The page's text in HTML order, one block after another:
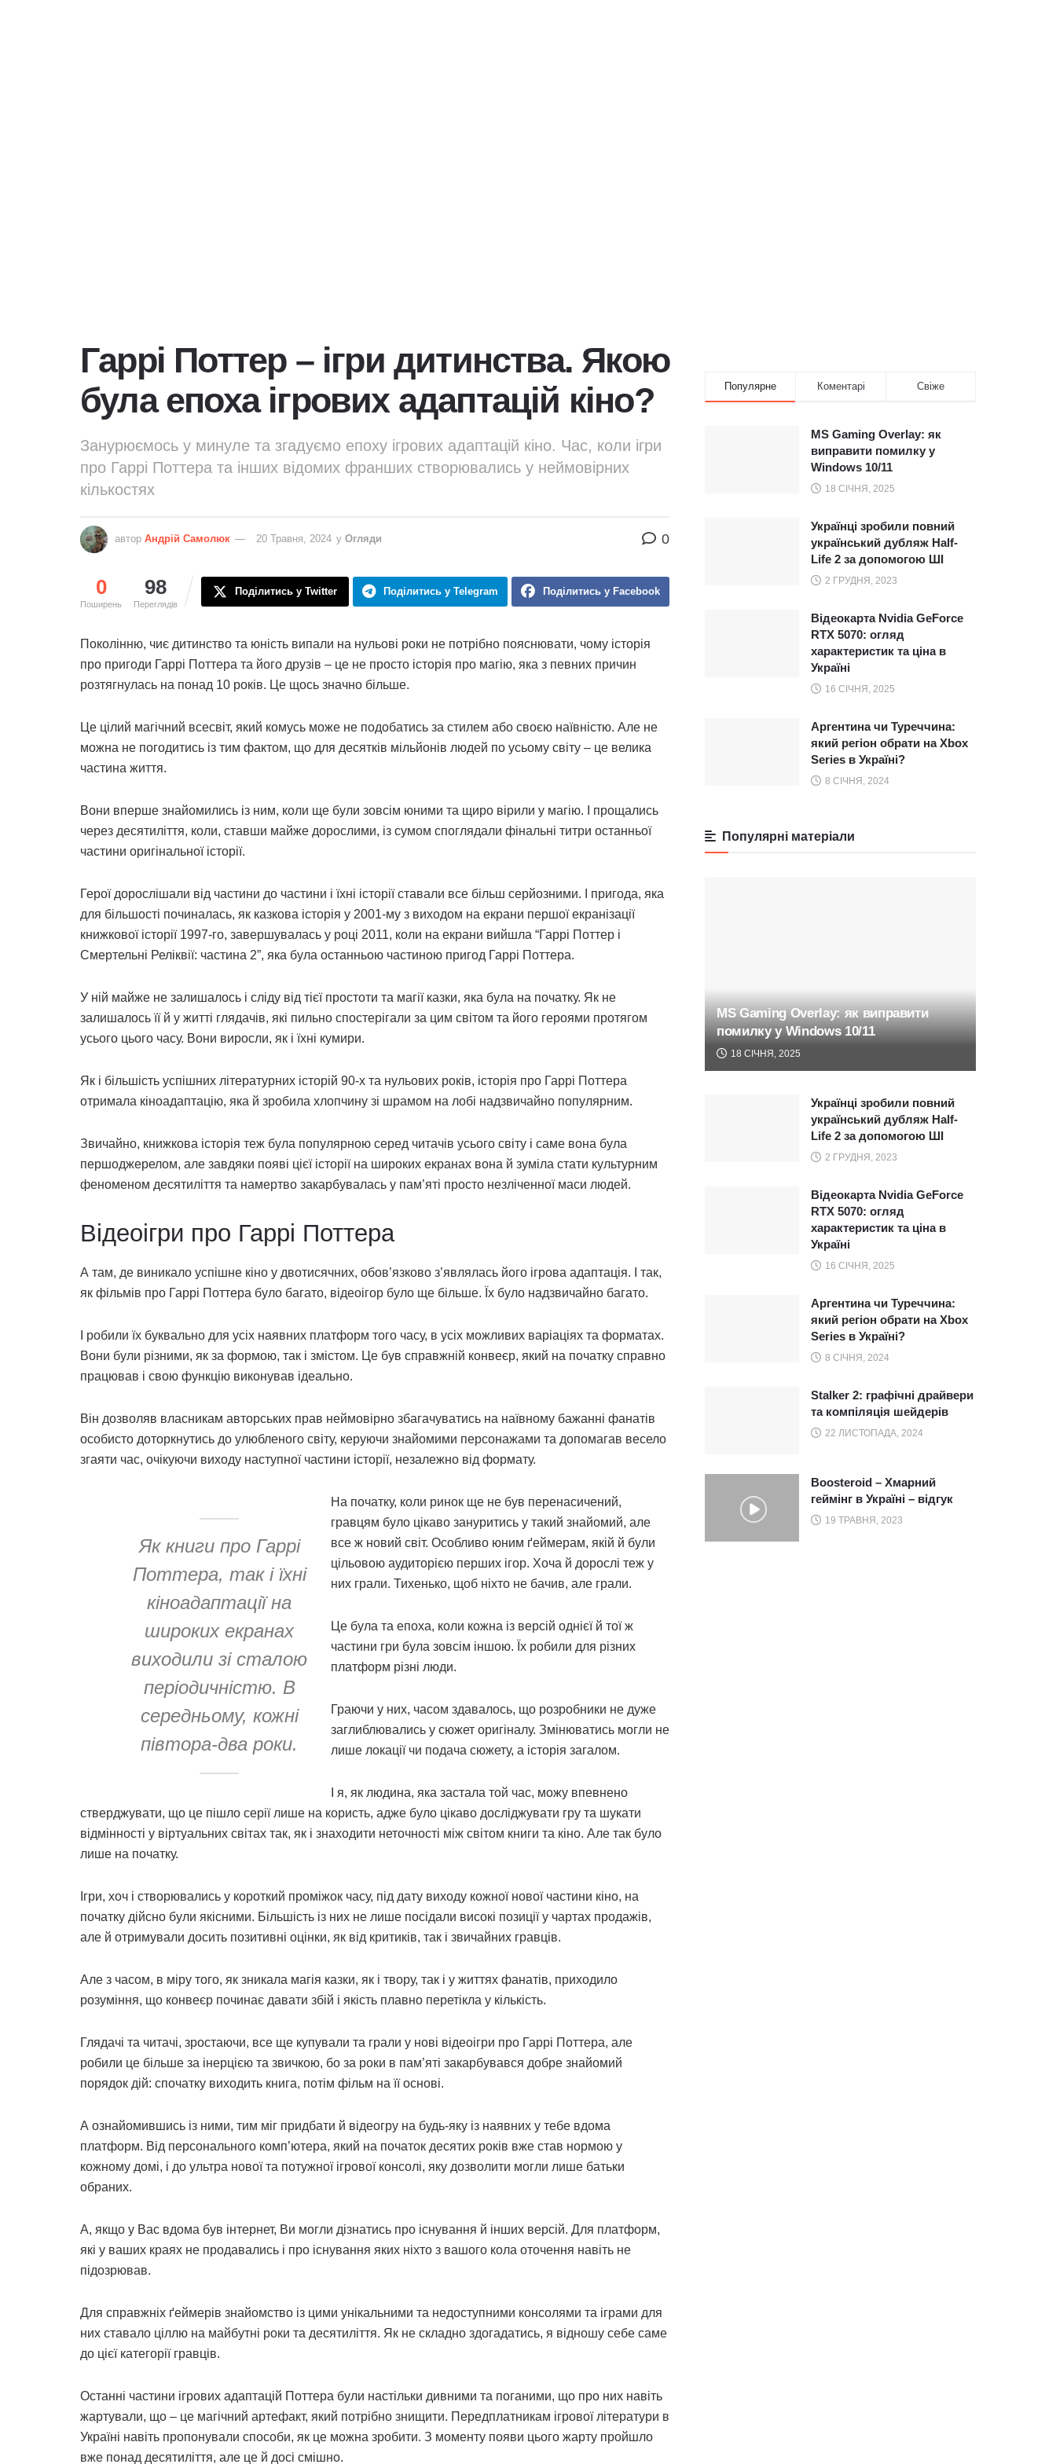
Гаррі Поттер – ігри дитинства. Якою
була епоха ігрових адаптацій кіно?
Занурюємось у минуле та згадуємо епоху ігрових адаптацій кіно. Час, коли ігри
про Гаррі Поттера та інших відомих франших створювались у неймовірних
кількостях
автор Андрій Самолюк 20 Травня, 2024 у Огляди 0
0
Поширень
98
Переглядів
Поділитись у Twitter Поділитись у Telegram Поділитись у Facebook
Поколінню, чиє дитинство та юність випали на нульові роки не потрібно пояснювати, чому історія
про пригоди Гаррі Поттера та його друзів – це не просто історія про магію, яка з певних причин
розтягнулась на понад 10 років. Це щось значно більше.
Це цілий магічний всесвіт, який комусь може не подобатись за стилем або своєю наївністю. Але не
можна не погодитись із тим фактом, що для десятків мільйонів людей по усьому світу – це велика
частина життя.
Вони вперше знайомились із ним, коли ще були зовсім юними та щиро вірили у магію. І прощались
через десятиліття, коли, ставши майже дорослими, із сумом споглядали фінальні титри останньої
частини оригінальної історії.
Герої дорослішали від частини до частини і їхні історії ставали все більш серйозними. І пригода, яка
для більшості починалась, як казкова історія у 2001-му з виходом на екрани першої екранізації
книжкової історії 1997-го, завершувалась у році 2011, коли на екрани вийшла “Гаррі Поттер і
Смертельні Реліквії: частина 2”, яка була останньою частиною пригод Гаррі Поттера.
У ній майже не залишалось і сліду від тієї простоти та магії казки, яка була на початку. Як не
залишалось її й у житті глядачів, які пильно спостерігали за цим світом та його героями протягом
усього цього часу. Вони виросли, як і їхні кумири.
Як і більшість успішних літературних історій 90-х та нульових років, історія про Гаррі Поттера
отримала кіноадаптацію, яка й зробила хлопчину зі шрамом на лобі надзвичайно популярним.
Звичайно, книжкова історія теж була популярною серед читачів усього світу і саме вона була
першоджерелом, але завдяки появі цієї історії на широких екранах вона й зуміла стати культурним
феноменом десятиліття та намертво закарбувалась у пам’яті просто незліченної маси людей.
Відеоігри про Гаррі Поттера
А там, де виникало успішне кіно у двотисячних, обов’язково з’являлась його ігрова адаптація. І так,
як фільмів про Гаррі Поттера було багато, відеоігор було ще більше. Їх було надзвичайно багато.
І робили їх буквально для усіх наявних платформ того часу, в усіх можливих варіаціях та форматах.
Вони були різними, як за формою, так і змістом. Це був справжній конвеєр, який на початку справно
працював і свою функцію виконував ідеально.
Він дозволяв власникам авторських прав неймовірно збагачуватись на наївному бажанні фанатів
особисто доторкнутись до улюбленого світу, керуючи знайомими персонажами та допомагав весело
згаяти час, очікуючи виходу наступної частини історії, незалежно від формату.
Як книги про Гаррі
Поттера, так і їхні
кіноадаптації на
широких екранах
виходили зі сталою
періодичністю. В
середньому, кожні
півтора-два роки.
На початку, коли ринок ще не був перенасичений,
гравцям було цікаво зануритись у такий знайомий, але
все ж новий світ. Особливо юним ґеймерам, якій й були
цільовою аудиторією перших ігор. Хоча й дорослі теж у
них грали. Тихенько, щоб ніхто не бачив, але грали.
Це була та епоха, коли кожна із версій однієї й тої ж
частини гри була зовсім іншою. Їх робили для різних
платформ різні люди.
Граючи у них, часом здавалось, що розробники не дуже
заглиблювались у сюжет оригіналу. Змінюватись могли не
лише локації чи подача сюжету, а історія загалом.
І я, як людина, яка застала той час, можу впевнено
стверджувати, що це пішло серії лише на користь, адже було цікаво досліджувати гру та шукати
відмінності у віртуальних світах так, як і знаходити неточності між світом книги та кіно. Але так було
лише на початку.
Ігри, хоч і створювались у короткий проміжок часу, під дату виходу кожної нової частини кіно, на
початку дійсно були якісними. Більшість із них не лише посідали високі позиції у чартах продажів,
але й отримували досить позитивні оцінки, як від критиків, так і звичайних гравців.
Але з часом, в міру того, як зникала магія казки, як і твору, так і у життях фанатів, приходило
розуміння, що конвеєр починає давати збій і якість плавно перетікла у кількість.
Глядачі та читачі, зростаючи, все ще купували та грали у нові відеоігри про Гаррі Поттера, але
робили це більше за інерцією та звичкою, бо за роки в пам’яті закарбувався добре знайомий
порядок дій: спочатку виходить книга, потім фільм на її основі.
А ознайомившись із ними, тим міг придбати й відеогру на будь-яку із наявних у тебе вдома
платформ. Від персонального комп’ютера, який на початок десятих років вже став нормою у
кожному домі, і до ультра нової та потужної ігрової консолі, яку дозволити могли лише батьки
обраних.
А, якщо у Вас вдома був інтернет, Ви могли дізнатись про існування й інших версій. Для платформ,
які у ваших краях не продавались і про існування яких ніхто з вашого кола оточення навіть не
підозрював.
Для справжніх ґеймерів знайомство із цими унікальними та недоступними консолями та іграми для
них ставало ціллю на майбутні роки та десятиліття. Як не складно здогадатись, я відношу себе саме
до цієї категорії гравців.
Останні частини ігрових адаптацій Поттера були настільки дивними та поганими, що про них навіть
жартували, що – це магічний артефакт, який потрібно знищити. Передплатникам ігрової літератури в
Україні навіть пропонували способи, як це можна зробити. З моменту появи цього жарту пройшло
вже понад десятиліття, але це й досі смішно.
Популярне Коментарі Свіже
MS Gaming Overlay: як
виправити помилку у
Windows 10/11
18 СІЧНЯ, 2025
Українці зробили повний
український дубляж Half-
Life 2 за допомогою ШІ
2 ГРУДНЯ, 2023
Відеокарта Nvidia GeForce
RTX 5070: огляд
характеристик та ціна в
Україні
16 СІЧНЯ, 2025
Аргентина чи Туреччина:
який регіон обрати на Xbox
Series в Україні?
8 СІЧНЯ, 2024
Популярні матеріали
MS Gaming Overlay: як виправити
помилку у Windows 10/11
18 СІЧНЯ, 2025
Українці зробили повний
український дубляж Half-
Life 2 за допомогою ШІ
2 ГРУДНЯ, 2023
Відеокарта Nvidia GeForce
RTX 5070: огляд
характеристик та ціна в
Україні
16 СІЧНЯ, 2025
Аргентина чи Туреччина:
який регіон обрати на Xbox
Series в Україні?
8 СІЧНЯ, 2024
Stalker 2: графічні драйвери
та компіляція шейдерів
22 ЛИСТОПАДА, 2024
Boosteroid – Хмарний
геймінг в Україні – відгук
19 ТРАВНЯ, 2023